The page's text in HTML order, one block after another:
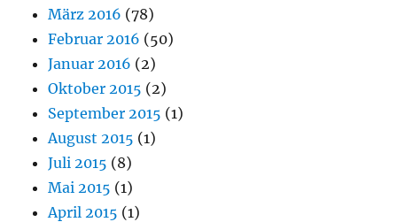
März 2016 (78)
Februar 2016 (50)
Januar 2016 (2)
Oktober 2015 (2)
September 2015 (1)
August 2015 (1)
Juli 2015 (8)
Mai 2015 (1)
April 2015 (1)